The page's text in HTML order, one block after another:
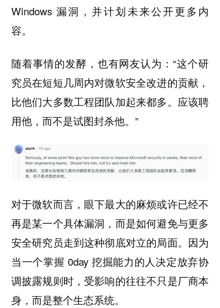
Windows 漏洞，并计划未来公开更多内
容。
随着事情的发酵，也有网友认为：“这个研
究员在短短几周内对微软安全改进的贡献，
比他们大多数工程团队加起来都多。应该聘
用他，而不是试图封杀他。”
对于微软而言，眼下最大的麻烦或许已经不
再是某一个具体漏洞，而是如何避免与更多
安全研究员走到这种彻底对立的局面。因为
当一个掌握 0day 挖掘能力的人决定放弃协
调披露规则时，受影响的往往不只是厂商本
身，而是整个生态系统。